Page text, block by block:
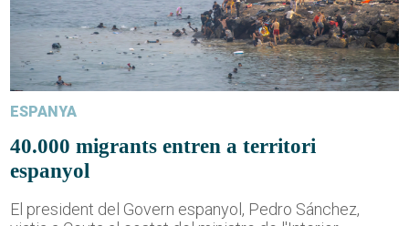
ESPANYA
40.000 migrants entren a territori
espanyol
El president del Govern espanyol, Pedro Sánchez,